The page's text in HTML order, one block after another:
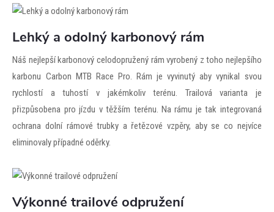
Lehký a odolný karbonový rám
Náš nejlepší karbonový celodopružený rám vyrobený z toho nejlepšího
karbonu Carbon MTB Race Pro. Rám je vyvinutý aby vynikal svou
rychlostí a tuhostí v jakémkoliv terénu. Trailová varianta je
přizpůsobena pro jízdu v těžším terénu. Na rámu je tak integrovaná
ochrana dolní rámové trubky a řetězové vzpěry, aby se co nejvíce
eliminovaly případné oděrky.
Výkonné trailové odpružení